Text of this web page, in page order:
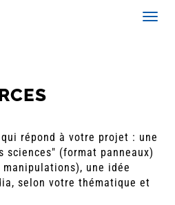
répond à votre projet : une
sciences" (format panneaux)
une idée
selon votre thématique et